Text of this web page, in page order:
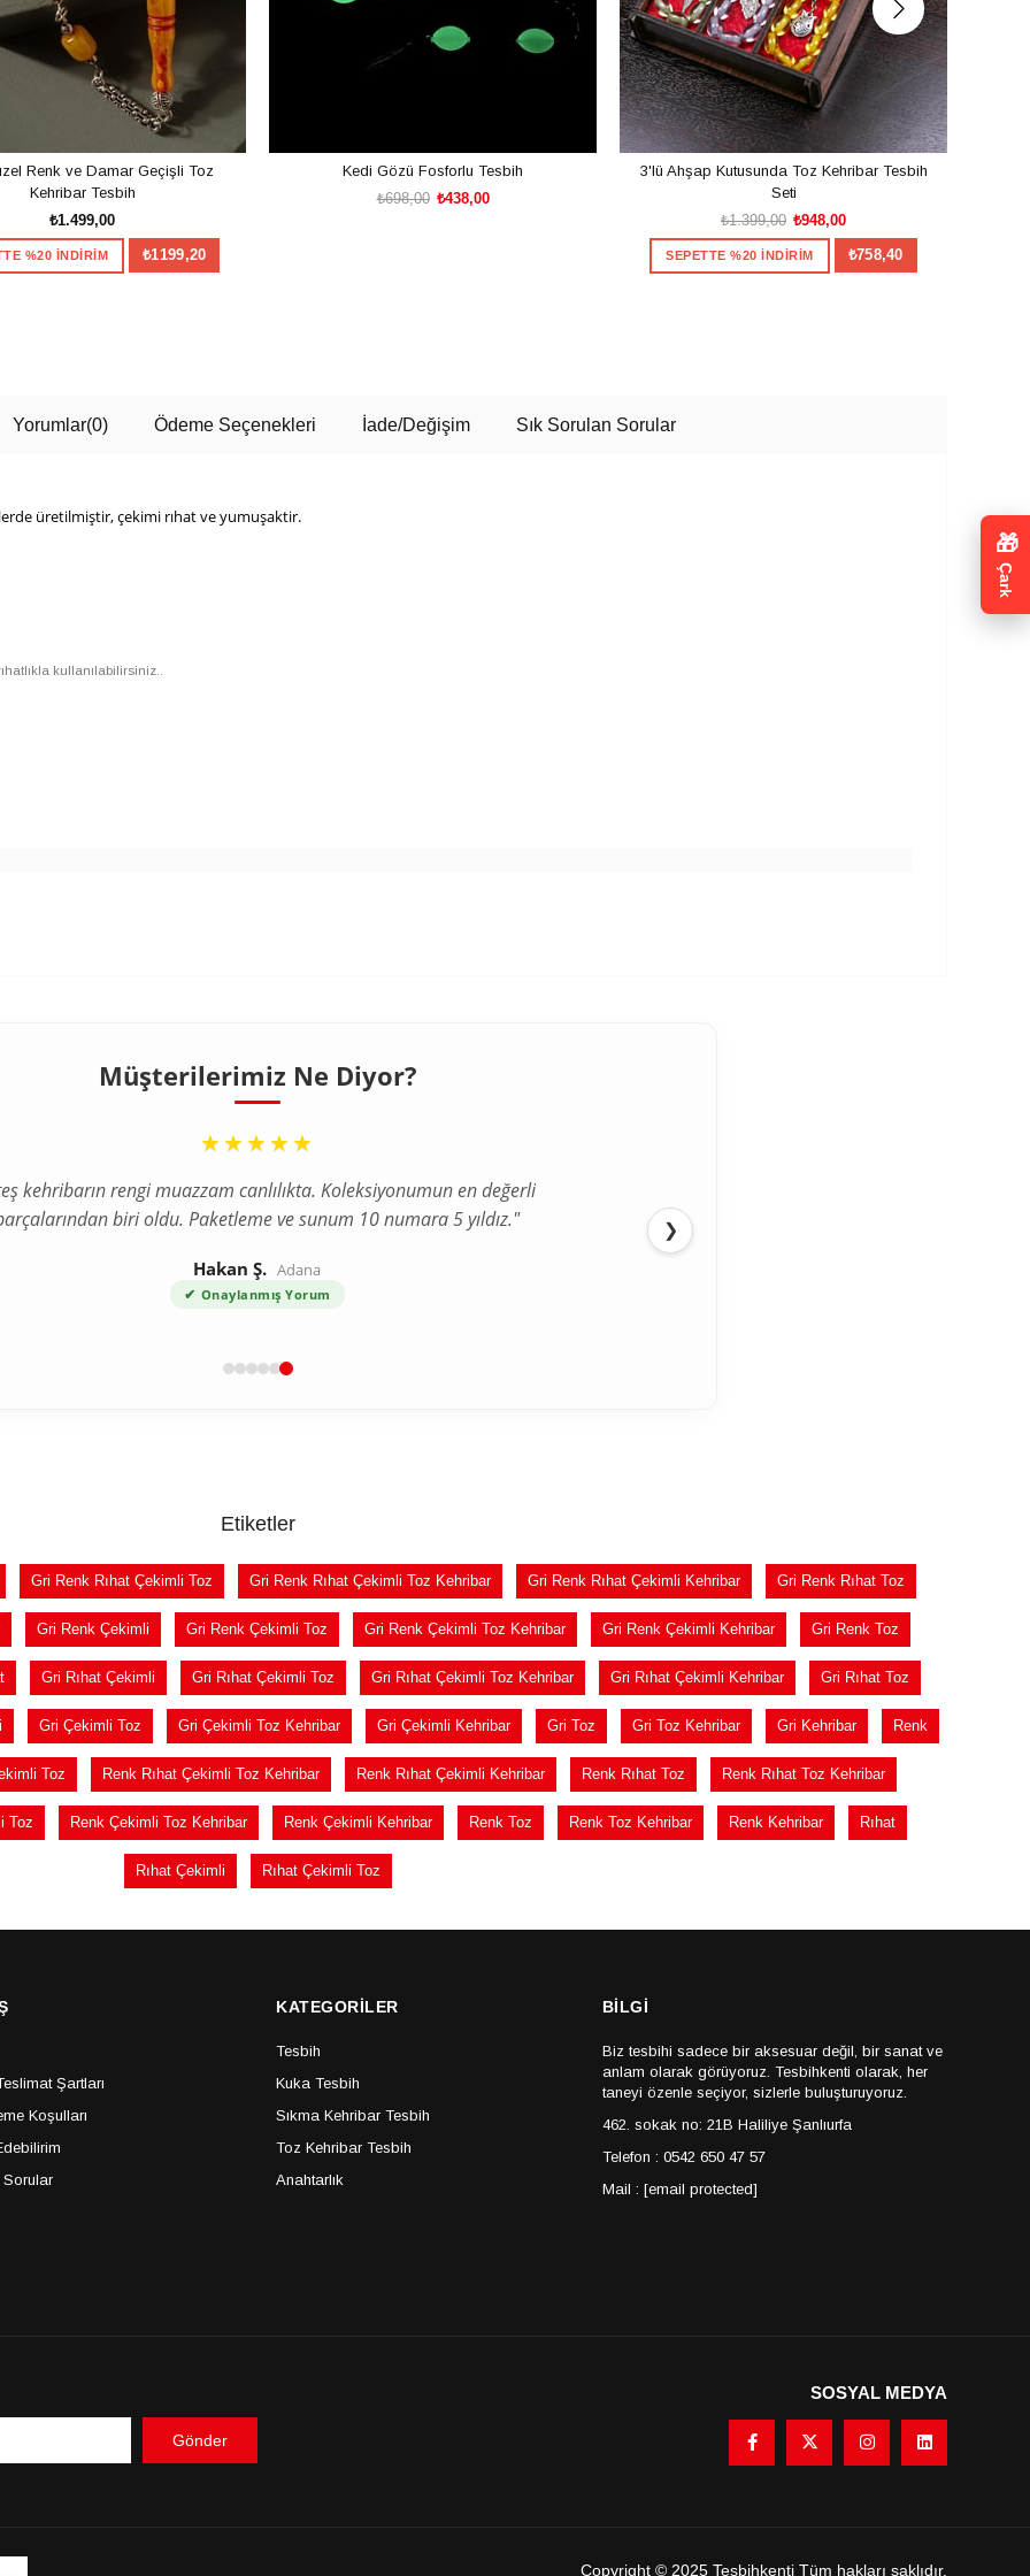
Renk ve Damar Geçişli Toz
Kehribar Tesbih
₺1.499,00
%20 İNDİRİM ₺1199,20
Kedi Gözü Fosforlu Tesbih
₺438,00
₺698,00
3'lü Ahşap Kutusunda Toz Kehribar Tesbih
Seti
₺948,00
₺1.399,00
SEPETTE %20 İNDİRİM ₺758,40
Yorumlar(0) Ödeme Seçenekleri İade/Değişim Sık Sorulan Sorular
üretilmiştir, çekimi rıhat ve yumuşaktir.
kullanılabilirsiniz..
Müşterilerimiz Ne Diyor?
“
★★★★★
kehribarın rengi muazzam canlılıkta. Koleksiyonumun en değerli
biri oldu. Paketleme ve sunum 10 numara 5 yıldız."
Hakan Ş. Adana
✔ Onaylanmış Yorum
❯
Etiketler
Gri Renk Rıhat Çekimli Toz Gri Renk Rıhat Çekimli Toz Kehribar Gri Renk Rıhat Çekimli Kehribar Gri Renk Rıhat Toz
Gri Renk Çekimli Gri Renk Çekimli Toz Gri Renk Çekimli Toz Kehribar Gri Renk Çekimli Kehribar Gri Renk Toz
Gri Rıhat Çekimli Gri Rıhat Çekimli Toz Gri Rıhat Çekimli Toz Kehribar Gri Rıhat Çekimli Kehribar Gri Rıhat Toz
Gri Çekimli Toz Gri Çekimli Toz Kehribar Gri Çekimli Kehribar Gri Toz Gri Toz Kehribar Gri Kehribar Renk
Toz Renk Rıhat Çekimli Toz Kehribar Renk Rıhat Çekimli Kehribar Renk Rıhat Toz Renk Rıhat Toz Kehribar
Toz Renk Çekimli Toz Kehribar Renk Çekimli Kehribar Renk Toz Renk Toz Kehribar Renk Kehribar Rıhat
Rıhat Çekimli Rıhat Çekimli Toz
Şartları
Koşulları
Sorular
KATEGORİLER
Tesbih
Kuka Tesbih
Sıkma Kehribar Tesbih
Toz Kehribar Tesbih
Anahtarlık
BİLGİ
Biz tesbihi sadece bir aksesuar değil, bir sanat ve
anlam olarak görüyoruz. Tesbihkenti olarak, her
taneyi özenle seçiyor, sizlerle buluşturuyoruz.
462. sokak no: 21B Haliliye Şanlıurfa
Telefon : 0542 650 47 57
Mail : [email protected]
Gönder
SOSYAL MEDYA
Copyright © 2025 Tesbihkenti Tüm hakları saklıdır.
🎁
Çark